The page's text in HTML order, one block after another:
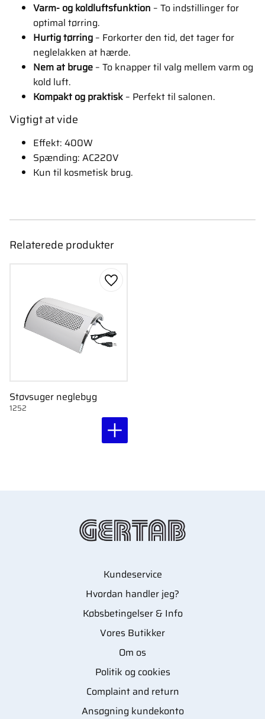
Varm- og koldluftsfunktion – To indstillinger for
optimal tørring.
Hurtig tørring – Forkorter den tid, det tager for
neglelakken at hærde.
Nem at bruge – To knapper til valg mellem varm og
kold luft.
Kompakt og praktisk – Perfekt til salonen.
Vigtigt at vide
Effekt: 400W
Spænding: AC220V
Kun til kosmetisk brug.
Relaterede produkter
Støvsuger neglebyg
1252
Gem som favorit
Kundeservice
Hvordan handler jeg?
Købsbetingelser & Info
Vores Butikker
Om os
Politik og cookies
Complaint and return
Ansøgning kundekonto